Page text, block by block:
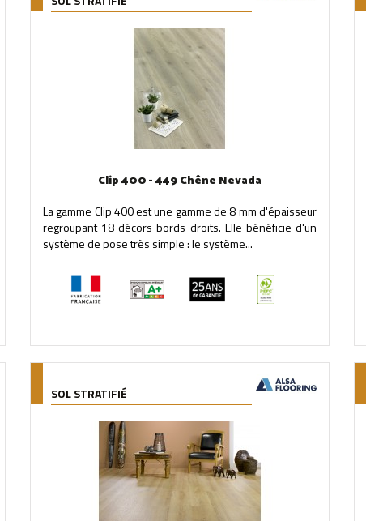
Clip 400 - 449 Chêne Nevada
La gamme Clip 400 est une gamme de 8 mm d'épaisseur
regroupant 18 décors bords droits. Elle bénéficie d'un
système de pose très simple : le système...
SOL STRATIFIÉ